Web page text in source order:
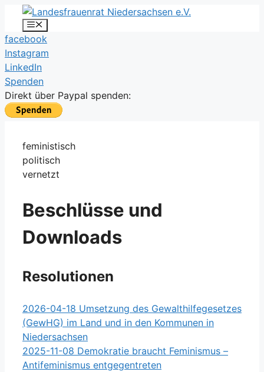
Zum
Inhalt
springen
Menü
facebook
Instagram
LinkedIn
Spenden
Direkt über Paypal spenden:
feministisch
politisch
vernetzt
Beschlüsse und
Downloads
Resolutionen
2026-04-18 Umsetzung des Gewalthilfegesetzes
(GewHG) im Land und in den Kommunen in
Niedersachsen
2025-11-08 Demokratie braucht Feminismus –
Antifeminismus entgegentreten